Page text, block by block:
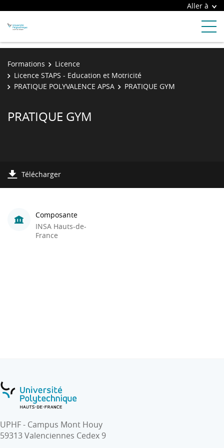
Aller à
Formations
Licence
Licence STAPS - Education et Motricité
PRATIQUE POLYVALENCE APSA
PRATIQUE GYM
PRATIQUE GYM
Télécharger
Composante
INSA Hauts-de-
France
UPHF - Campus Mont Houy
59313 Valenciennes Cedex 9